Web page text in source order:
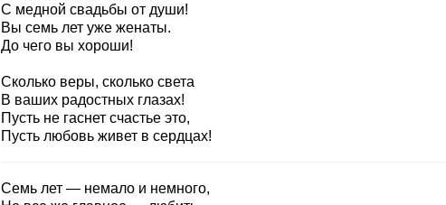
С медной свадьбы от души!
Вы семь лет уже женаты.
До чего вы хороши!
Сколько веры, сколько света
В ваших радостных глазах!
Пусть не гаснет счастье это,
Пусть любовь живет в сердцах!
Семь лет — немало и немного,